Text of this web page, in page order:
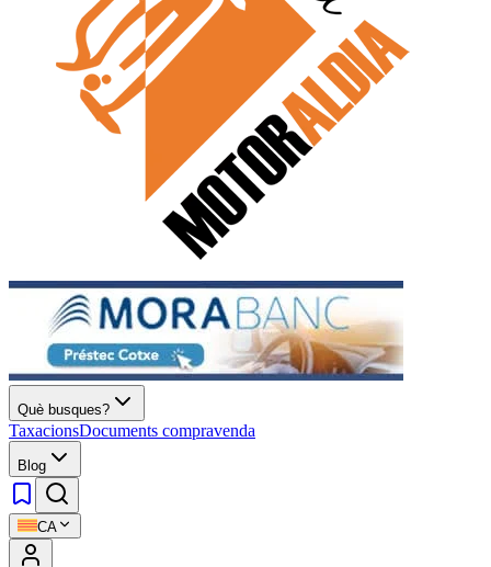
Què busques?
TaxacionsDocuments compravenda
Blog
CA